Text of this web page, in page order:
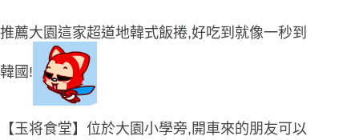
推薦大園這家超道地韓式飯捲,好吃到就像一秒到
韓國!
【玉将食堂】位於大園小學旁,開車來的朋友可以